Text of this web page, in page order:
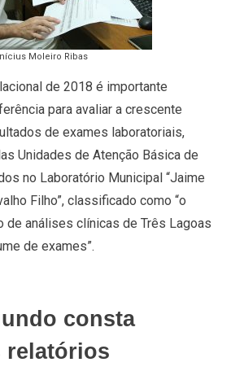
Moleiro Ribas
de 2018 é importante
para avaliar a crescente
de exames laboratoriais,
Unidades de Atenção Básica de
no Laboratório Municipal “Jaime
Filho”, classificado como “o
de análises clínicas de Três Lagoas
de exames”.
consta
relatórios